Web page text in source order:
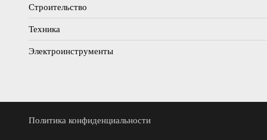
Строительство
Техника
Электроинструменты
Политика конфиденциальности